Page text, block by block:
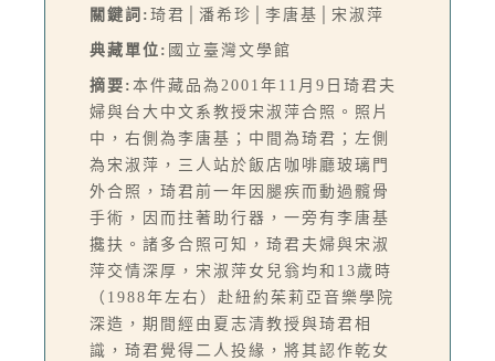
關鍵詞: 琦君│潘希珍│李唐基│宋淑萍
典藏單位: 國立臺灣文學館
摘要: 本件藏品為2001年11月9日琦君夫
婦與台大中文系教授宋淑萍合照。照片
中，右側為李唐基；中間為琦君；左側
為宋淑萍，三人站於飯店咖啡廳玻璃門
外合照，琦君前一年因腿疾而動過髖骨
手術，因而拄著助行器，一旁有李唐基
攙扶。諸多合照可知，琦君夫婦與宋淑
萍交情深厚，宋淑萍女兒翁均和13歲時
（1988年左右）赴紐約茱莉亞音樂學院
深造，期間經由夏志清教授與琦君相
識，琦君覺得二人投緣，將其認作乾女